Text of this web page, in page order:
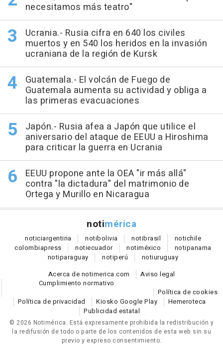
necesitamos más teatro"
Ucrania.- Rusia cifra en 640 los civiles
muertos y en 540 los heridos en la invasión
ucraniana de la región de Kursk
Guatemala.- El volcán de Fuego de
Guatemala aumenta su actividad y obliga a
las primeras evacuaciones
Japón.- Rusia afea a Japón que utilice el
aniversario del ataque de EEUU a Hiroshima
para criticar la guerra en Ucrania
EEUU propone ante la OEA "ir más allá"
contra "la dictadura" del matrimonio de
Ortega y Murillo en Nicaragua
notimérica
noticiargentina notibolivia notibrasil notichile
colombiapress notiecuador notiméxico notipanama
notiparaguay notiperú notiuruguay
Acerca de notimerica.com
Aviso legal
Cumplimiento normativo
Política de cookies
Política de privacidad
Kiosko Google Play
Hemeroteca
Publicidad estatal
© 2026 Notimérica. Está expresamente prohibida la redistribución y
la redifusión de todo o parte de los contenidos de esta web sin su
previo y expreso consentimiento.